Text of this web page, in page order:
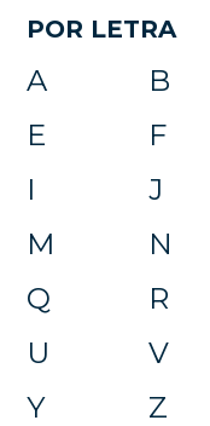
POR LETRA
A B
E
F
I
J
M
N
Q
R
U
V
Y
Z